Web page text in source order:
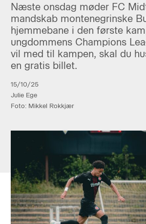
Næste onsdag møder FC
mandskab montenegrinske
hjemmebane i den første
ungdommens Champions
vil med til kampen, skal du
en gratis billet.
15/10/25
Julie Ege
Foto: Mikkel Rokkjær